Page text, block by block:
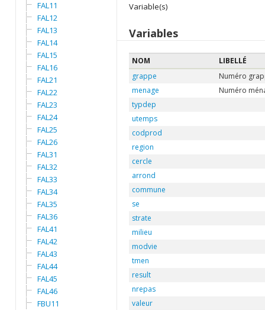
FAL11
FAL12
FAL13
FAL14
FAL15
FAL16
FAL21
FAL22
FAL23
FAL24
FAL25
FAL26
FAL31
FAL32
FAL33
FAL34
FAL35
FAL36
FAL41
FAL42
FAL43
FAL44
FAL45
FAL46
FBU11
Variable(s)
Variables
NOM
LIBELLÉ
grappe
Numéro
menage
Numéro
typdep
utemps
codprod
region
cercle
arrond
commune
se
strate
milieu
modvie
tmen
result
nrepas
valeur